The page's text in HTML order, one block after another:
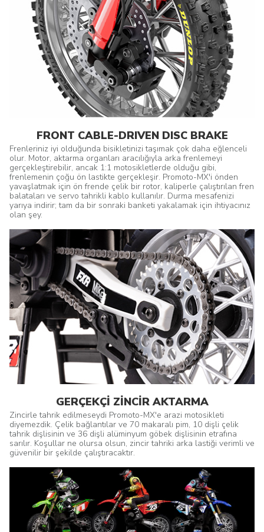
FRONT CABLE-DRIVEN DISC BRAKE
Frenleriniz iyi olduğunda bisikletinizi taşımak çok daha eğlenceli
olur. Motor, aktarma organları aracılığıyla arka frenlemeyi
gerçekleştirebilir, ancak 1:1 motosikletlerde olduğu gibi,
frenlemenin çoğu ön lastikte gerçekleşir. Promoto-MX'i önden
yavaşlatmak için ön frende çelik bir rotor, kaliperle çalıştırılan fren
balataları ve servo tahrikli kablo kullanılır. Durma mesafenizi
yarıya indirir; tam da bir sonraki banketi yakalamak için ihtiyacınız
olan şey.
GERÇEKÇİ ZİNCİR AKTARMA
Zincirle tahrik edilmeseydi Promoto-MX'e arazi motosikleti
diyemezdik. Çelik bağlantılar ve 70 makaralı pim, 10 dişli çelik
tahrik dişlisinin ve 36 dişli alüminyum göbek dişlisinin etrafına
sarılır. Koşullar ne olursa olsun, zincir tahriki arka lastiği verimli ve
güvenilir bir şekilde çalıştıracaktır.